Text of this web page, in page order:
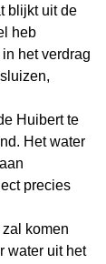
blijkt uit de
heb
het verdrag
Huibert te
Het water
precies
komen
water uit het